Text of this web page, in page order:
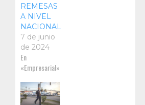
REMESAS
A NIVEL
NACIONAL
7 de junio
de 2024
En
«Empresarial»